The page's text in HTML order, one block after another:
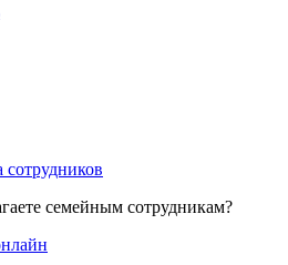
семейным сотрудникам?